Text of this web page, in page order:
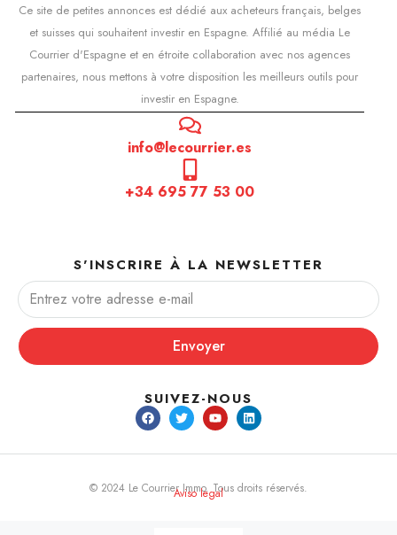
Ce site de petites annonces est dédié aux acheteurs français, belges
et suisses qui souhaitent investir en Espagne. Affilié au média Le
Courrier d'Espagne et en étroite collaboration avec nos agences
partenaires, nous mettons à votre disposition les meilleurs outils pour
investir en Espagne.
info@lecourrier.es
+34 695 77 53 00
S'INSCRIRE À LA NEWSLETTER
Envoyer
SUIVEZ-NOUS
© 2024 Le Courrier Immo. Tous droits réservés.
Aviso legal